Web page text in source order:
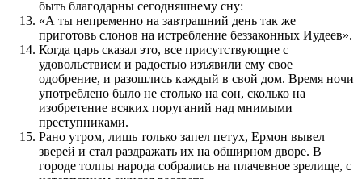
быть благодарны сегодняшнему сну:
«А ты непременно на завтрашний день так же
приготовь слонов на истребление беззаконных Иудеев».
Когда царь сказал это, все присутствующие с
удовольствием и радостью изъявили ему свое
одобрение, и разошлись каждый в свой дом. Время ночи
употреблено было не столько на сон, сколько на
изобретение всяких поруганий над мнимыми
преступниками.
Рано утром, лишь только запел петух, Ермон вывел
зверей и стал раздражать их на обширном дворе. В
городе толпы народа собрались на плачевное зрелище, с